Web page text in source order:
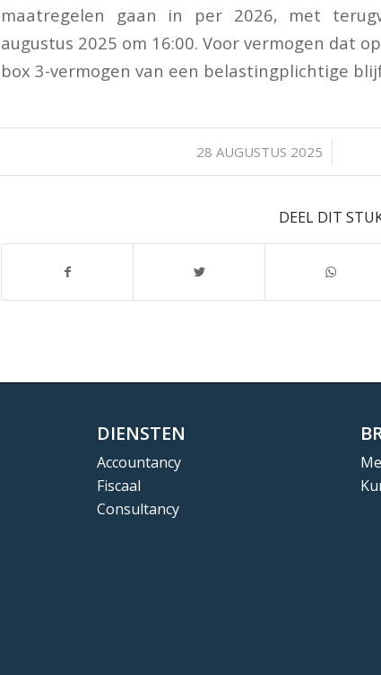
maatregelen gaan in per 2026, met
augustus 2025 om 16:00. Voor vermogen dat
box 3-vermogen van een belastingplichtige
28 AUGUSTUS 2025
/
DEEL DIT
DIENSTEN
Accountancy
Fiscaal
Consultancy